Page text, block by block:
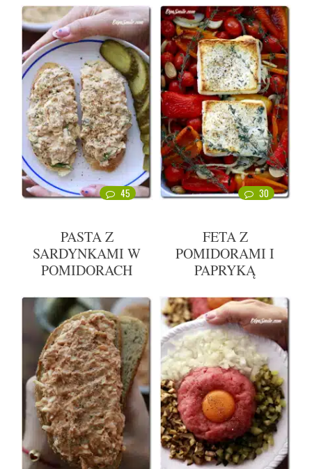
45
PASTA Z
SARDYNKAMI W
POMIDORACH
30
FETA Z
POMIDORAMI I
PAPRYKĄ